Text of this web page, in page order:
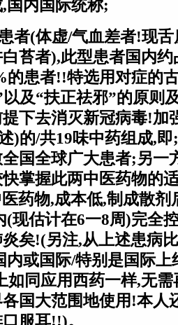
国内国际统称;
者(体虚/气血差者!现
苔者),此型患者国内
的患者!!特选用对症的
及“扶正祛邪”的原则
下去消灭新冠病毒!加
)的/共19味中药组成,
国全球广大患者;另一
掌握此两中医药物的
药物,成本低,制成散剂
(现估计在6一8周)完全
矣!(另注,从上述患病
内或国际/特别是国际
如同应用西药一样,无
国大范围地使用!本人
服耳!!)。